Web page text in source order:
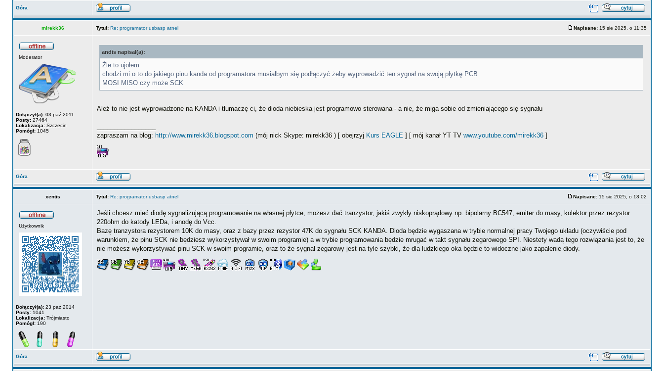
Góra
mirekk36 Tytuł: Re: programator usbasp atnel Napisane: 15 sie 2025, o 11:35
Moderator
Dołączył(a): 03 paź 2011
Posty: 27464
Lokalizacja: Szczecin
Pomógł: 1045
andis napisał(a):
Żle to ujołem
chodzi mi o to do jakiego pinu kanda od programatora musiałbym się podłączyć żeby wyprowadzić ten sygnał na swoją płytkę PCB
MOSI MISO czy może SCK
Ależ to nie jest wyprowadzone na KANDA i tłumaczę ci, że dioda niebieska jest programowo sterowana - a nie, że miga sobie od zmieniającego się sygnału
zapraszam na blog: http://www.mirekk36.blogspot.com (mój nick Skype: mirekk36 ) [ obejrzyj Kurs EAGLE ] [ mój kanał YT TV www.youtube.com/mirekk36 ]
Góra
xentis Tytuł: Re: programator usbasp atnel Napisane: 15 sie 2025, o 18:02
Użytkownik
Dołączył(a): 23 paź 2014
Posty: 1041
Lokalizacja: Trójmiasto
Pomógł: 190
Jeśli chcesz mieć diodę sygnalizującą programowanie na własnej płytce, możesz dać tranzystor, jakiś zwykły niskoprądowy np. bipolarny BC547, emiter do masy, kolektor przez rezystor
220ohm do katody LEDa, i anodę do Vcc.
Bazę tranzystora rezystorem 10K do masy, oraz z bazy przez rezystor 47K do sygnału SCK KANDA. Dioda będzie wygaszana w trybie normalnej pracy Twojego układu (oczywiście pod
warunkiem, że pinu SCK nie będziesz wykorzystywał w swoim programie) a w trybie programowania będzie mrugać w takt sygnału zegarowego SPI. Niestety wadą tego rozwiązania jest to, że
nie możesz wykorzystywać pinu SCK w swoim programie, oraz to że sygnał zegarowy jest na tyle szybki, że dla ludzkiego oka będzie to widoczne jako zapalenie diody.
Góra